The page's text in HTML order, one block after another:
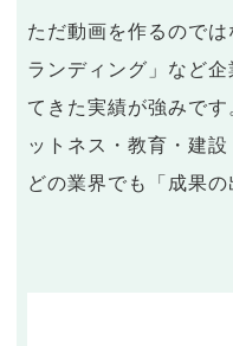
ただ動画を作るので
ランディング」など
てきた実績が強みで
ットネス・教育・建設
どの業界でも「成果の